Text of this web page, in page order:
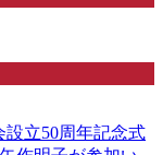
立50周年記念式